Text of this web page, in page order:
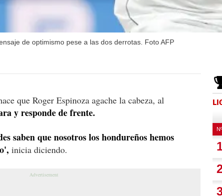
de optimismo pese a las dos derrotas. Foto AFP
que Roger Espinoza agache la cabeza, al
y responde de frente.
saben que nosotros los hondureños hemos
inicia diciendo.